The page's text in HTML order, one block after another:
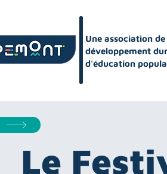
Une association de
développement
d'éducation
Le